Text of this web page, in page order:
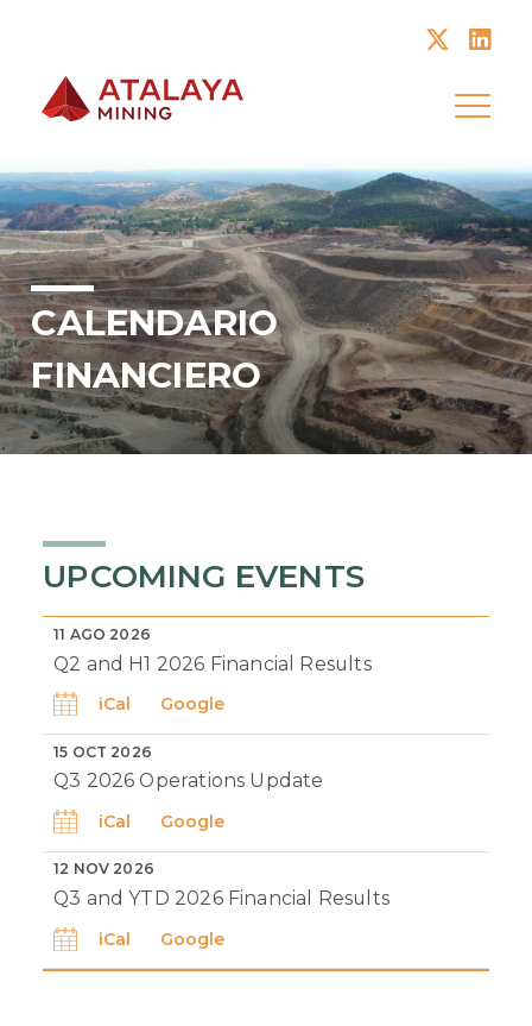
CALENDARIO
FINANCIERO
UPCOMING EVENTS
11 AGO 2026
Q2 and H1 2026 Financial Results
iCal Google
15 OCT 2026
Q3 2026 Operations Update
iCal Google
12 NOV 2026
Q3 and YTD 2026 Financial Results
iCal Google